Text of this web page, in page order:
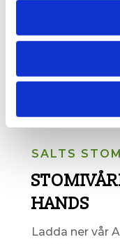
SALTS
HANDS
Ladda ner vår